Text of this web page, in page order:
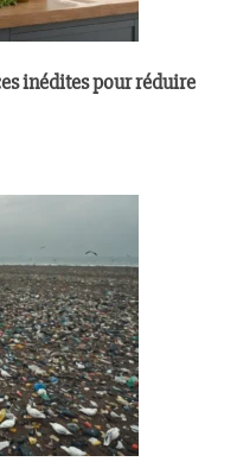
inédites pour réduire